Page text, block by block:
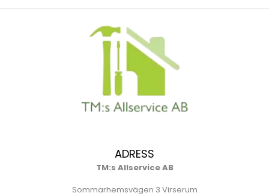
ADRESS
TM:s Allservice AB
Sommarhemsvägen 3 Virserum